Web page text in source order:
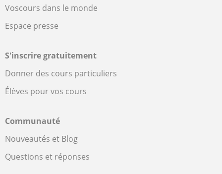
Voscours dans le monde
Espace presse
S'inscrire gratuitement
Donner des cours particuliers
Élèves pour vos cours
Communauté
Nouveautés et Blog
Questions et réponses